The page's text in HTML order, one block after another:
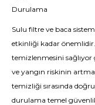
Durulama
Sulu filtre ve baca
etkinliği kadar önemlidir.
temizlenmesini sağlıyor
ve yangın riskinin
temizliği sırasında
durulama temel güvenlik